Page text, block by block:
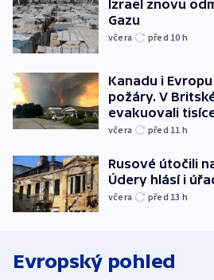
Izrael znovu
Gazu
včera před 10 h
Kanadu i
požáry. V
evakuovali
včera před 11 h
Rusové útočili
Údery hlásí i
včera před 13 h
Evropský pohled